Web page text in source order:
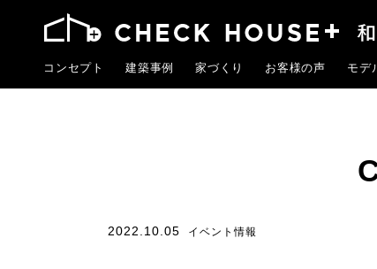
コンセプト 建築事例 家づくり お客様の声 モデ
2022.10.05 イベント情報